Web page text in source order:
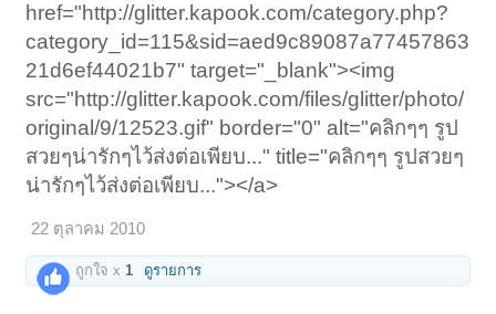
href="http://glitter.kapook.com/category.php?
category_id=115&sid=aed9c89087a77457863
21d6ef44021b7" target="_blank"><img
src="http://glitter.kapook.com/files/glitter/photo/
original/9/12523.gif" border="0" alt="คลิกๆๆ รูป
สวยๆน่ารักๆไว้ส่งต่อเพียบ..." title="คลิกๆๆ รูปสวยๆ
น่ารักๆไว้ส่งต่อเพียบ..."></a>
22 ตุลาคม 2010
ถูกใจ x1 ดูรายการ